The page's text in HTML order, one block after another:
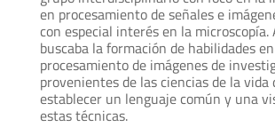
en procesamiento de señales e
con especial interés en la microscopía.
buscaba la formación de habilidades en
procesamiento de imágenes de
provenientes de las ciencias de la vida
establecer un lenguaje común y una
estas técnicas.